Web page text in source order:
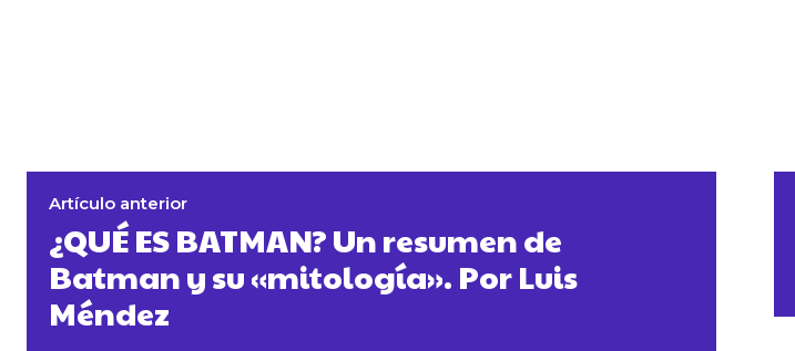
Artículo anterior
¿QUÉ ES BATMAN? Un resumen de
Batman y su «mitología». Por Luis
Méndez